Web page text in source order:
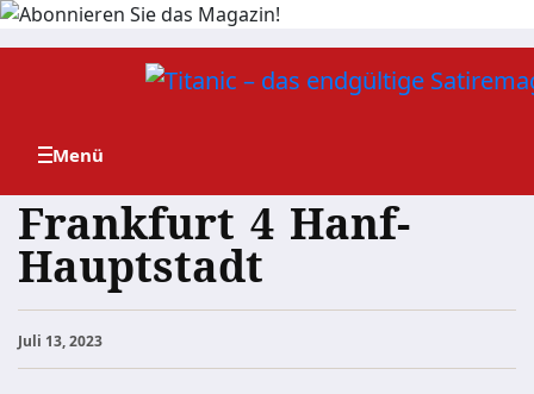
Zum
Frankfurt 4 Hanf-
Hauptstadt
Juli 13, 2023